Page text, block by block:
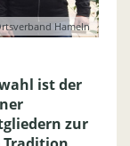
Hameln
ist der
zur